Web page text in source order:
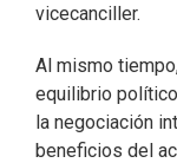
vicecanciller.
Al mismo
equilibrio
la negociación
beneficios del